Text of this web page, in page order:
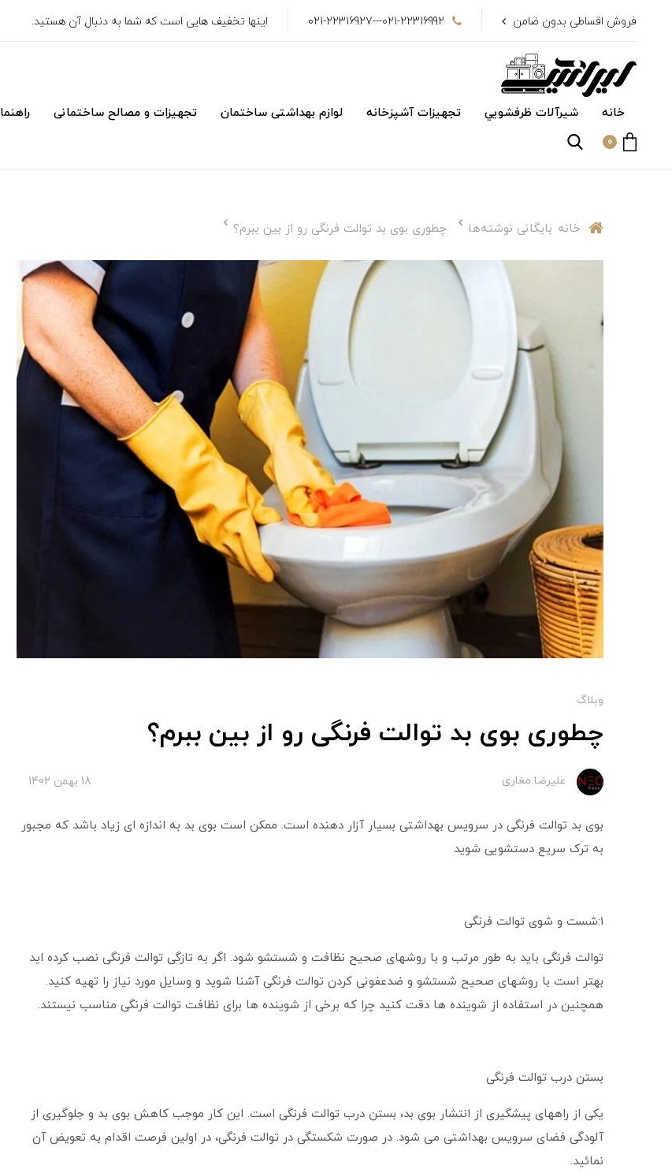
فروش اقساطی بدون ضامن 021-22316992---021-22316927 اینها تخفیف هایی است که شما به دنبال آن هستید.
خانه شیرآلات ظرفشويي تجهیزات آشپزخانه لوازم بهداشتی ساختمان تجهیزات و مصالح ساختمانی راهنما
0
خانه بایگانی نوشته‌ها چطوری بوی بد توالت فرنگی رو از بین ببرم؟
وبلاگ
چطوری بوی بد توالت فرنگی رو از بین ببرم؟
علیرضا مغاری 18 بهمن 1402
بوی بد توالت فرنگی در سرویس بهداشتی بسیار آزار دهنده است. ممکن است بوی بد به اندازه ای زیاد باشد که مجبور
به ترک سریع دستشویی شوید
1:شست و شوی توالت فرنگی
توالت فرنگی باید به طور مرتب و با روشهای صحیح نظافت و شستشو شود. اگر به تازگی توالت فرنگی نصب کرده اید
بهتر است با روشهای صحیح شستشو و ضدعفونی کردن توالت فرنگی آشنا شوید و وسایل مورد نیاز را تهیه کنید.
همچنین در استفاده از شوینده ها دقت کنید چرا که برخی از شوینده ها برای نظافت توالت فرنگی مناسب نیستند.
بستن درب توالت فرنگی
یکی از راههای پیشگیری از انتشار بوی بد، بستن درب توالت فرنگی است. این کار موجب کاهش بوی بد و جلوگیری از
آلودگی فضای سرویس بهداشتی می شود. در صورت شکستگی در توالت فرنگی، در اولین فرصت اقدام به تعویض آن
نمائید.